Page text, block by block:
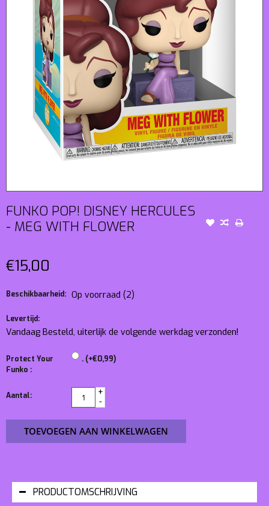
FUNKO POP! DISNEY HERCULES
- MEG WITH FLOWER
€15,00
Beschikbaarheid: Op voorraad (2)
Levertijd:
Vandaag Besteld, uiterlijk de volgende werkdag verzonden!
Protect Your
Funko :
. (+€0,99)
Aantal:
+
-
TOEVOEGEN AAN WINKELWAGEN
PRODUCTOMSCHRIJVING